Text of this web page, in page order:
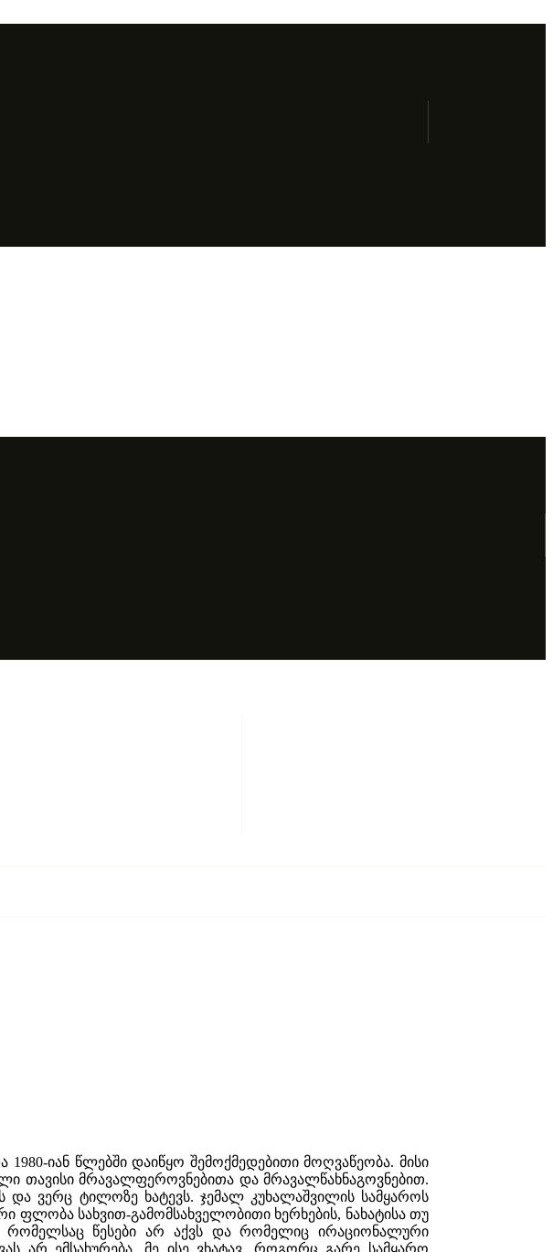
წლებში დაიწყო შემოქმედებითი მოღვაწეობა. მისი
თავისი მრავალფეროვნებითა და მრავალწახნაგოვნებით.
და ვერც ტილოზე ხატევს. ჯემალ კუხალაშვილის სამყაროს
ფლობა სახვით-გამომსახველობითი ხერხების, ნახატისა თუ
რომელსაც წესები არ აქვს და რომელიც ირაციონალური
არ ემსახურება. მე ისე ვხატავ, როგორც გარე სამყარო